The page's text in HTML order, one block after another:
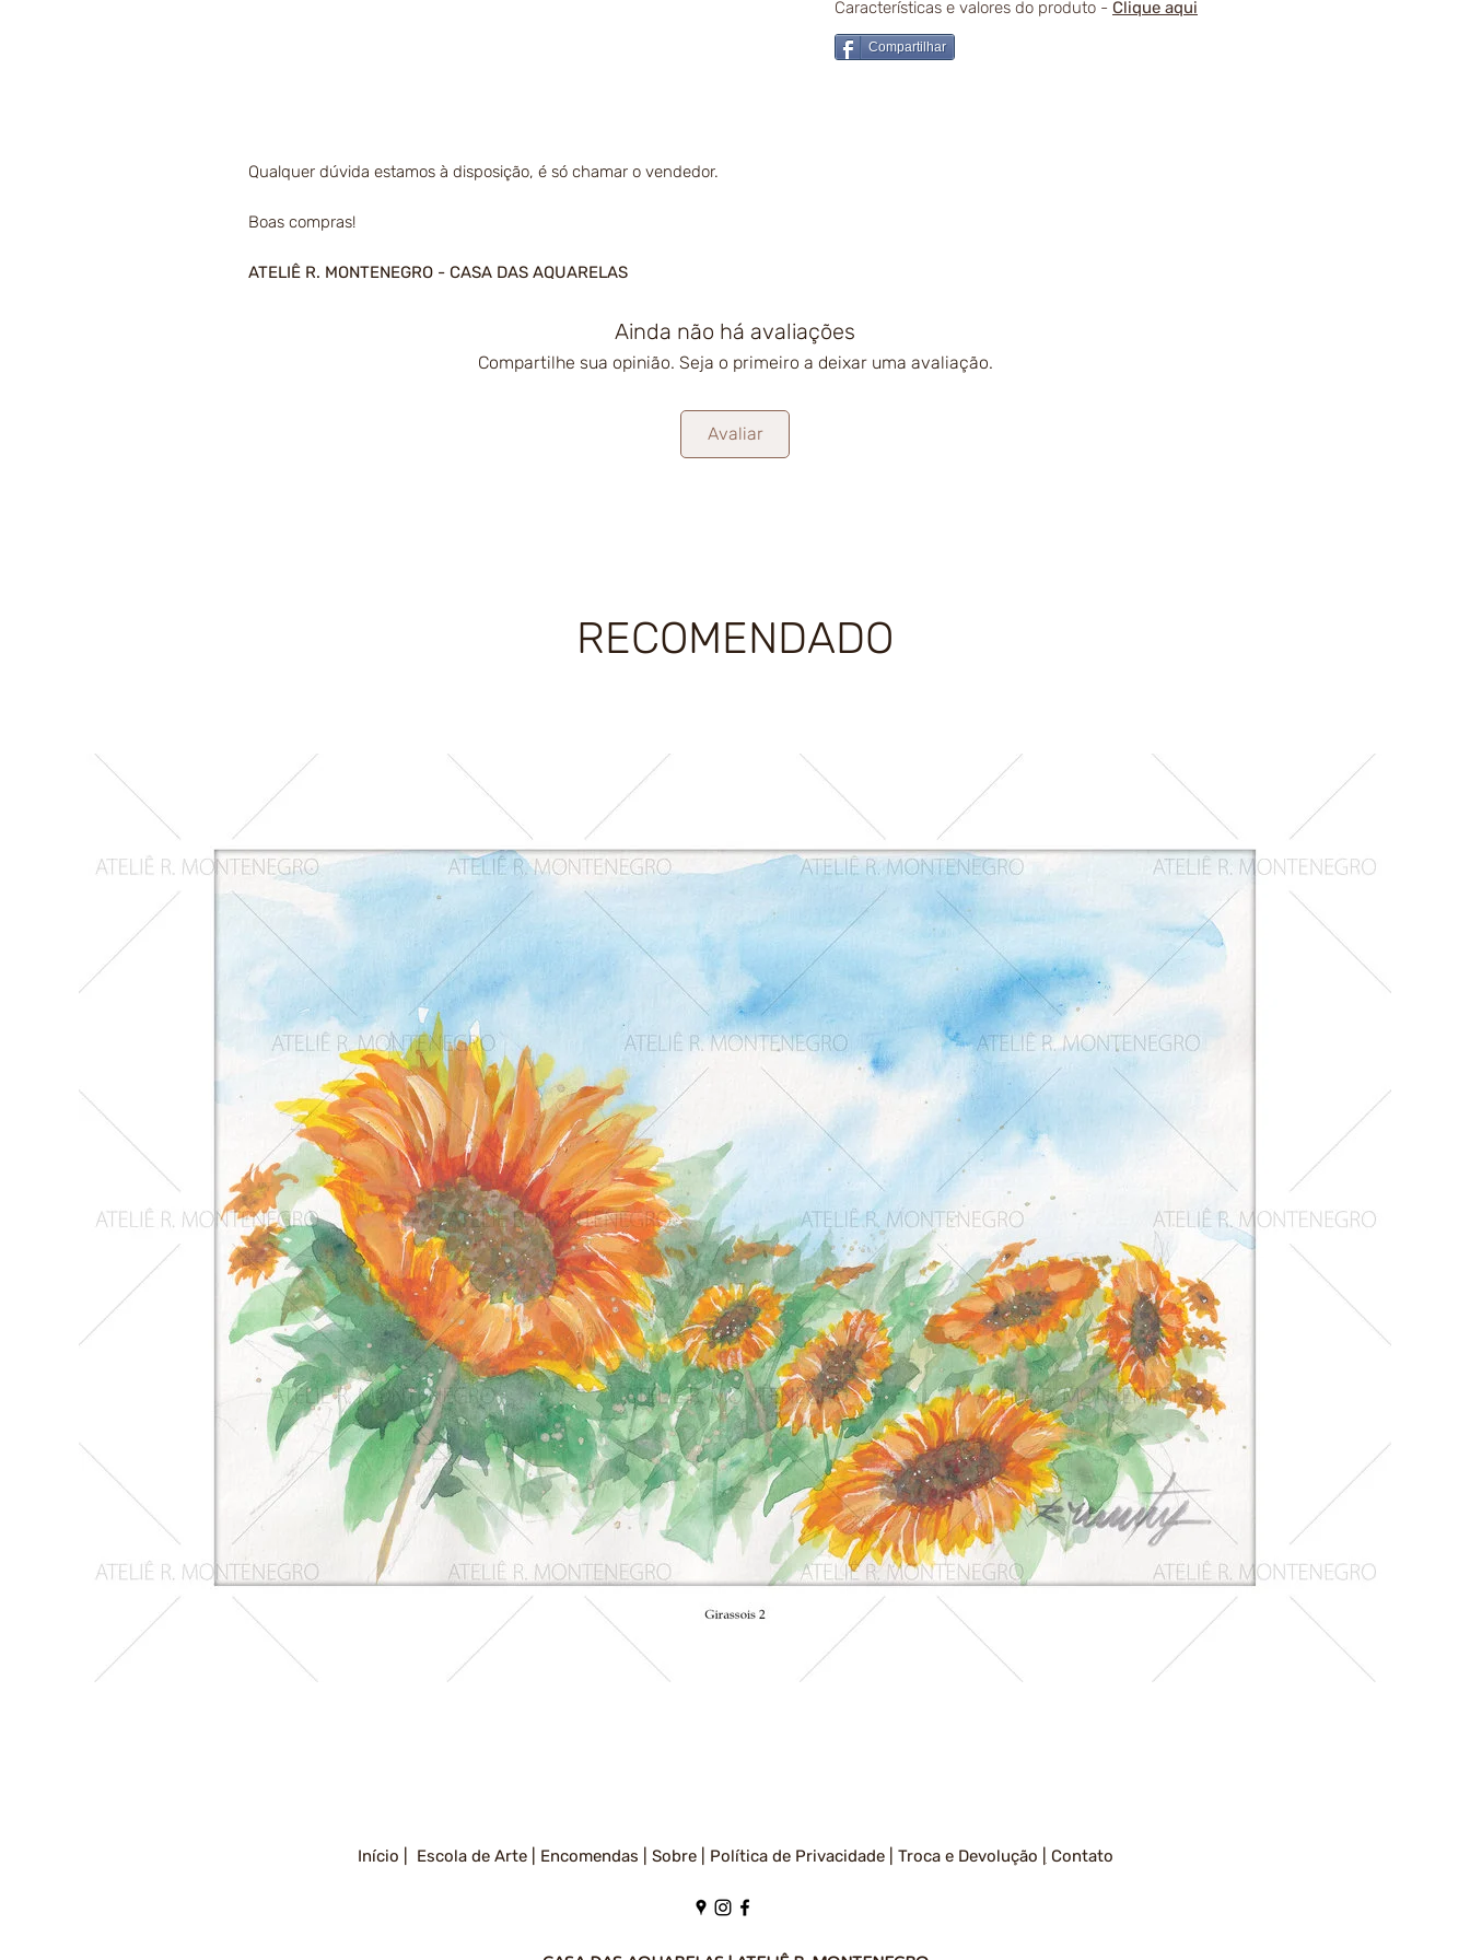
Qualquer dúvida estamos à disposição, é só chamar o vendedor.
Boas compras!
ATELIÊ R. MONTENEGRO - CASA DAS AQUARELAS
Ainda não há avaliações
Compartilhe sua opinião. Seja o primeiro a deixar uma avaliação.
Avaliar
Características e valores do produto - Clique aqui
Compartilhar
RECOMENDADO
Início | Escola de Arte | Encomendas | Sobre | Política de Privacidade| Troca e Devolução Contato